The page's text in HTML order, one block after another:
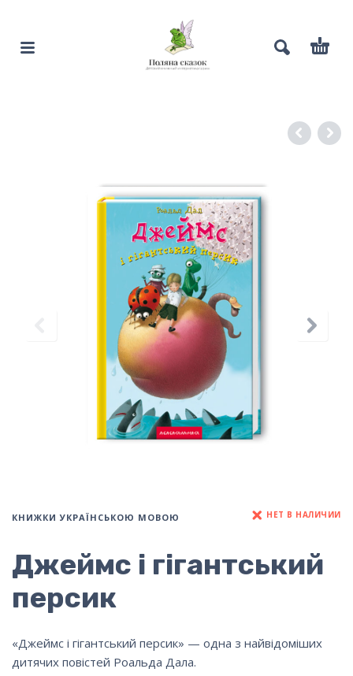
КНИЖКИ УКРАЇНСЬКОЮ МОВОЮ НЕТ В НАЛИЧИИ
Джеймс і гігантський
персик
«Джеймс і гігантський персик» — одна з найвідоміших
дитячих повістей Роальда Дала.